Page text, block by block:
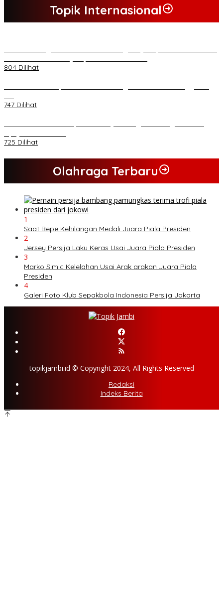
Topik Internasional
804 Dilihat
747 Dilihat
725 Dilihat
Olahraga Terbaru
1
Saat Bepe Kehilangan Medali Juara Piala Presiden
2
Jersey Persija Laku Keras Usai Juara Piala Presiden
3
Marko Simic Kelelahan Usai Arak arakan Juara Piala
Presiden
4
Galeri Foto Klub Sepakbola Indonesia Persija Jakarta
topikjambi.id © Copyright 2024, All Rights Reserved
Redaksi
Indeks Berita